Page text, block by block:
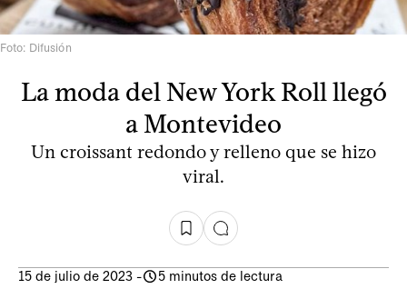
Foto: Difusión
La moda del New York Roll llegó
a Montevideo
Un croissant redondo y relleno que se hizo
viral.
15 de julio de 2023 - 5 minutos de lectura